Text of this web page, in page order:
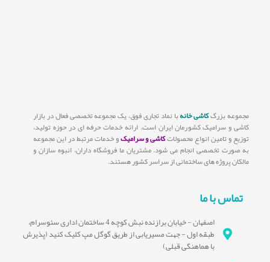
مجموعه بزرگکاشی خانهبا نماد تجاری فوق، یک مجموعه تخصصی فعال در بازار
کاشی و سرامیک کشورمان ایران است. ارائه خدمات حرفه ای در حوزه تولید،
توزیع و تامین انواع محصولاتکاشی و سرامیکو خدمات مرتبط در این مجموعه
به صورت تخصصی انجام می شود. مشتریان ما فروشگاه داران، انبوه سازان و
مالکان پروژه های ساختمانی از سراسر کشور هستند.
تماس با ما
اصفهان - خیابان برازنده نبش کوچه 4 ساختمان اداری سئوسرام،
طبقه اول - جهت مسیریابی از طریق گوگل مپ کلیک کنید (پذیرش
با هماهنگی قبلی)